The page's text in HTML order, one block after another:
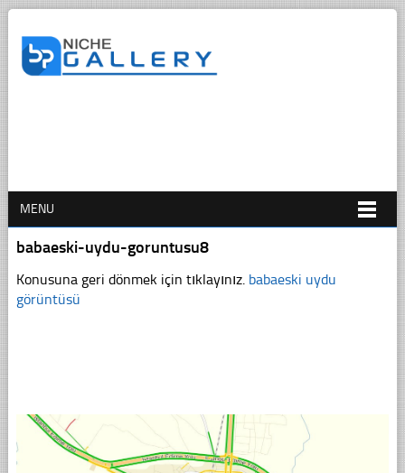
MENU
babaeski-uydu-goruntusu8
Konusuna geri dönmek için tıklayınız. babaeski uydu
görüntüsü